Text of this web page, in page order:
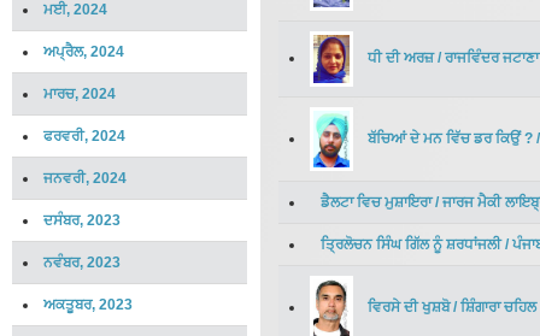
ਮਈ, 2024
ਅਪ੍ਰੈਲ, 2024
ਮਾਰਚ, 2024
ਫਰਵਰੀ, 2024
ਜਨਵਰੀ, 2024
ਦਸੰਬਰ, 2023
ਨਵੰਬਰ, 2023
ਅਕਤੂਬਰ, 2023
ਧੀ ਦੀ ਅਰਜ਼/ ਰਾਜਵਿੰਦਰ ਜਟਾਣਾ
ਬੱਚਿਆਂ ਦੇ ਮਨ ਵਿੱਚ ਡਰ ਕਿਉਂ ?
ਡੈਲਟਾ ਵਿਚ ਮੁਸ਼ਾਇਰਾ/ ਜਾਰਜ ਮੈਕੀ
ਤ੍ਰਿਲੋਚਨ ਸਿੰਘ ਗਿੱਲ ਨੂੰ ਸ਼ਰਧਾਂਜਲੀ/
ਵਿਰਸੇ ਦੀ ਖੁਸ਼ਬੋ/ ਸ਼ਿੰਗਾਰਾ ਚਹਿਲ